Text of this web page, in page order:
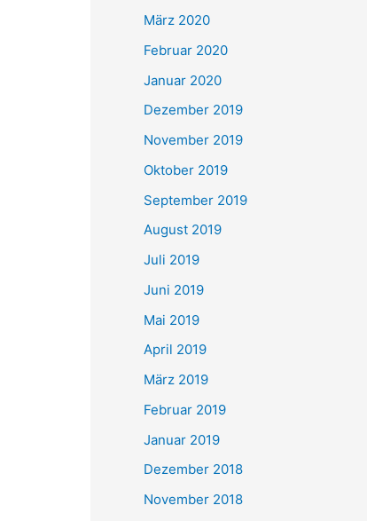
März 2020
Februar 2020
Januar 2020
Dezember 2019
November 2019
Oktober 2019
September 2019
August 2019
Juli 2019
Juni 2019
Mai 2019
April 2019
März 2019
Februar 2019
Januar 2019
Dezember 2018
November 2018